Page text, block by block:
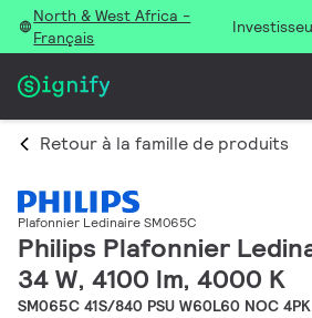
North & West Africa -
Français
Retour à la famille de produits
Plafonnier Ledinaire SM065C
Philips Plafonnier
34 W, 4100 lm, 4000 K
SM065C 41S/840 PSU W60L60 NOC 4PK